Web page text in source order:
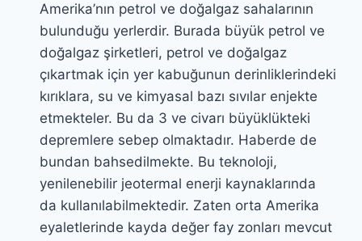
Amerika’nın petrol ve doğalgaz sahalarının
bulunduğu yerlerdir. Burada büyük petrol ve
doğalgaz şirketleri, petrol ve doğalgaz
çıkartmak için yer kabuğunun derinliklerindeki
kırıklara, su ve kimyasal bazı sıvılar enjekte
etmekteler. Bu da 3 ve civarı büyüklükteki
depremlere sebep olmaktadır. Haberde de
bundan bahsedilmekte. Bu teknoloji,
yenilenebilir jeotermal enerji kaynaklarında
da kullanılabilmektedir. Zaten orta Amerika
eyaletlerinde kayda değer fay zonları mevcut